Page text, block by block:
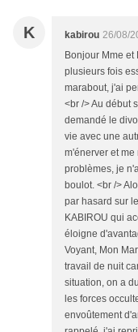
K kabirou 26/08/
Bonjour Mme et
plusieurs fois
marabout, j'ai
<br /> Au début
demandé le
vie avec une
m'énerver et
problèmes, je
boulot. <br />
par hasard sur
KABIROU qui
éloigne
Voyant, Mon
travail de nuit
situation, on a
les forces
envoûtement